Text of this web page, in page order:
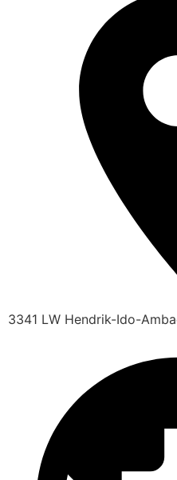
3341 LW Hendrik-Ido-